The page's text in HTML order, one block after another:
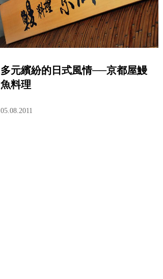
多元繽紛的日式風情──京都屋鰻
魚料理
05.08.2011